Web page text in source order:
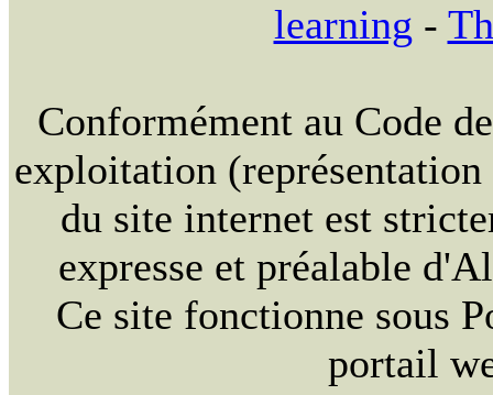
learning -
Conformément au Code
exploitation
du site internet est
expresse et préalable
Ce site fonctionne sous
portail